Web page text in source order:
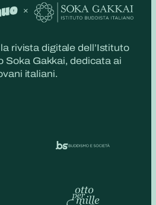
rivista digitale dell’Istituto
Soka Gakkai, dedicata ai
italiani.